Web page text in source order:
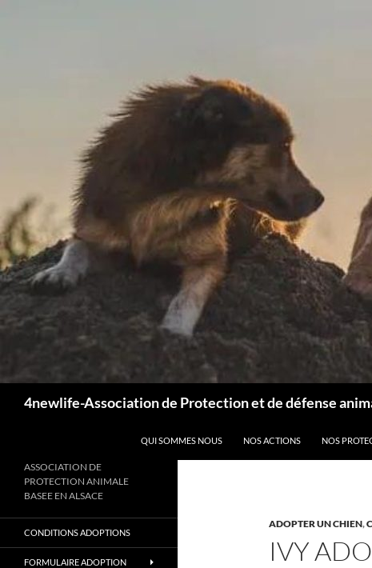
4newlife-Association de Protection et de défense
QUI SOMMES NOUS
NOS ACTIONS NOS
ADOPTER UN CHIEN,
IVY
ASSOCIATION DE
PROTECTION ANIMALE
BASEE EN ALSACE
CONDITIONS ADOPTIONS
FORMULAIRE ADOPTION